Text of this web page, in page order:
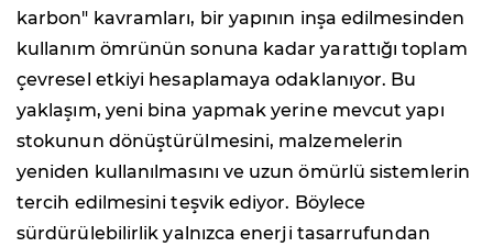
karbon" kavramları, bir yapının inşa edilmesinden
kullanım ömrünün sonuna kadar yarattığı toplam
çevresel etkiyi hesaplamaya odaklanıyor. Bu
yaklaşım, yeni bina yapmak yerine mevcut yapı
stokunun dönüştürülmesini, malzemelerin
yeniden kullanılmasını ve uzun ömürlü sistemlerin
tercih edilmesini teşvik ediyor. Böylece
sürdürülebilirlik yalnızca enerji tasarrufundan